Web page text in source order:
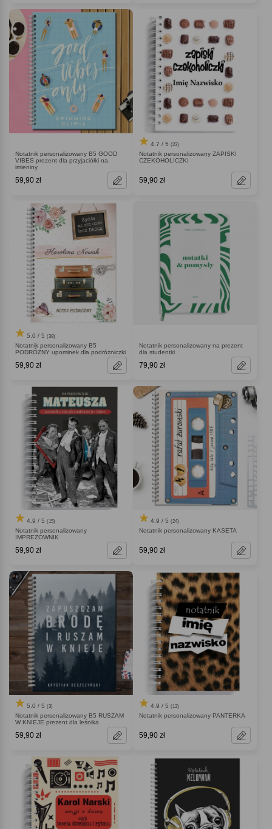
Notatnik personalizowany B5 GOOD
VIBES prezent dla przyjaciółki na
imieniny
59,90 zł
4.7 / 5 (23)
Notatnik personalizowany ZAPISKI
CZEKOHOLICZKI
59,90 zł
5.0 / 5 (38)
Notatnik personalizowany B5
PODRÓŻNY upominek dla podróżniczki
59,90 zł
Notatnik personalizowany na prezent
dla studentki
79,90 zł
4.9 / 5 (15)
Notatnik personalizowany
IMPREZOWNIK
59,90 zł
4.9 / 5 (24)
Notatnik personalizowany KASETA
59,90 zł
5.0 / 5 (3)
Notatnik personalizowany B5 RUSZAM
W KNIEJE prezent dla leśnika
59,90 zł
4.9 / 5 (13)
Notatnik personalizowany PANTERKA
59,90 zł